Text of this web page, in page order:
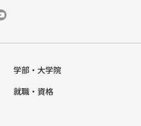
学部・大学院
就職・資格